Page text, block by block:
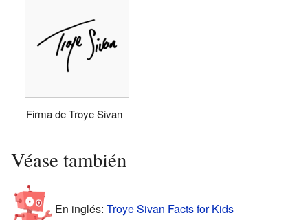
Firma de Troye Sivan
Véase también
En inglés: Troye Sivan Facts for Kids